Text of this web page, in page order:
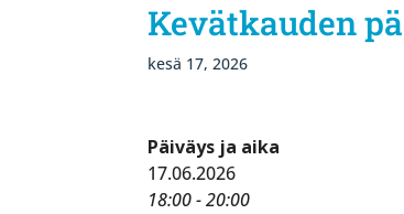
Kevätkauden
kesä 17, 2026
Päiväys ja aika
17.06.2026
18:00 - 20:00